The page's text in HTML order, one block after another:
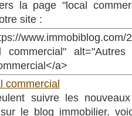
la page "local
site :
2/
commercial"
a>
commercial
suivre les
le blog immobilier,